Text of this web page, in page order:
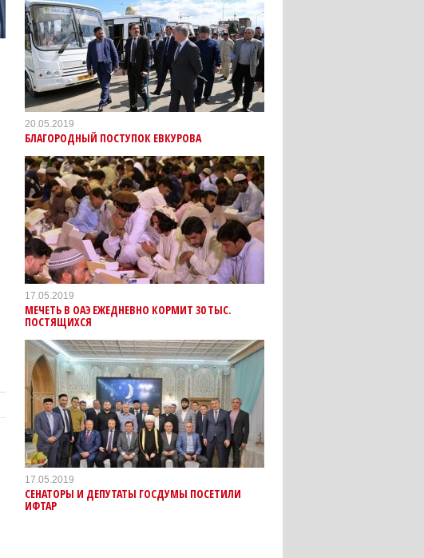
20.05.2019
БЛАГОРОДНЫЙ ПОСТУПОК ЕВКУРОВА
17.05.2019
МЕЧЕТЬ В ОАЭ ЕЖЕДНЕВНО КОРМИТ 30 ТЫС.
ПОСТЯЩИХСЯ
17.05.2019
СЕНАТОРЫ И ДЕПУТАТЫ ГОСДУМЫ ПОСЕТИЛИ
ИФТАР